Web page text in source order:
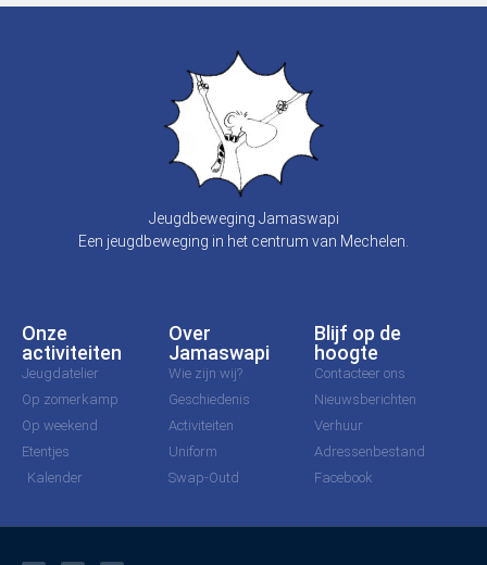
Jeugdbeweging Jamaswapi
Een jeugdbeweging in het centrum van Mechelen.
Onze
activiteiten
Jeugdatelier
Op zomerkamp
Op weekend
Etentjes
Kalender
Over
Jamaswapi
Wie zijn wij?
Geschiedenis
Activiteiten
Uniform
Swap-Outd
Blijf op de
hoogte
Contacteer ons
Nieuwsberichten
Verhuur
Adressenbestand
Facebook